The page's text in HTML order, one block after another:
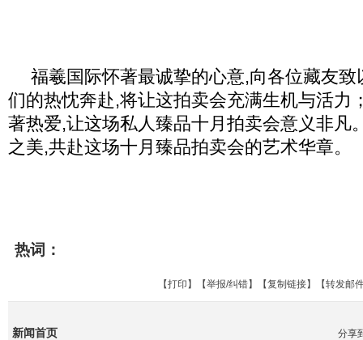
福羲国际怀著最诚挚的心意,向各位藏友
们的热忱奔赴,将让这拍卖会充满生机与活力
著热爱,让这场私人臻品十月拍卖会意义非凡
之美,共赴这场十月臻品拍卖会的艺术华章。
热词：
【打印 】【举报/纠错】【复制链接】【转发邮
新闻首页 分享